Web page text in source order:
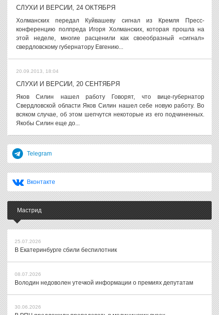
СЛУХИ И ВЕРСИИ, 24 ОКТЯБРЯ
Холманских передал Куйвашеву сигнал из Кремля Пресс-
конференцию полпреда Игоря Холманских, которая прошла на
этой неделе, многие расценили как своеобразный «сигнал»
свердловскому губернатору Евгению...
20.09.2013, 18:04
СЛУХИ И ВЕРСИИ, 20 СЕНТЯБРЯ
Яков Силин нашел работу Говорят, что вице-губернатор
Свердловской области Яков Силин нашел себе новую работу. Во
всяком случае, об этом шепчутся некоторые из его подчиненных.
Якобы Силин еще до...
Telegram
Вконтакте
Мастрид
25.07.2026
В Екатеринбурге сбили беспилотник
08.07.2026
Володин недоволен утечкой информации о премиях депутатам
30.06.2026